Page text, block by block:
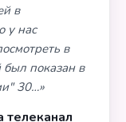
в
у нас
в
был показан в
30…»
телеканал